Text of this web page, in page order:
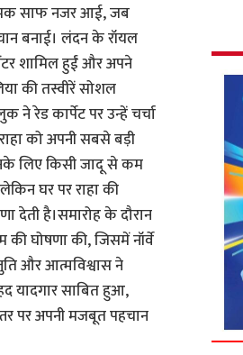
चमक साफ नजर आई, जब
बनाई। लंदन के रॉयल
शामिल हुईं और अपने
की तस्वीरें सोशल
ने रेड कार्पेट पर उन्हें चर्चा
को अपनी सबसे बड़ी
लिए किसी जादू से कम
घर पर राहा की
देती है।समारोह के दौरान
घोषणा की, जिसमें नॉर्वे
और आत्मविश्वास ने
यादगार साबित हुआ,
पर अपनी मजबूत पहचान